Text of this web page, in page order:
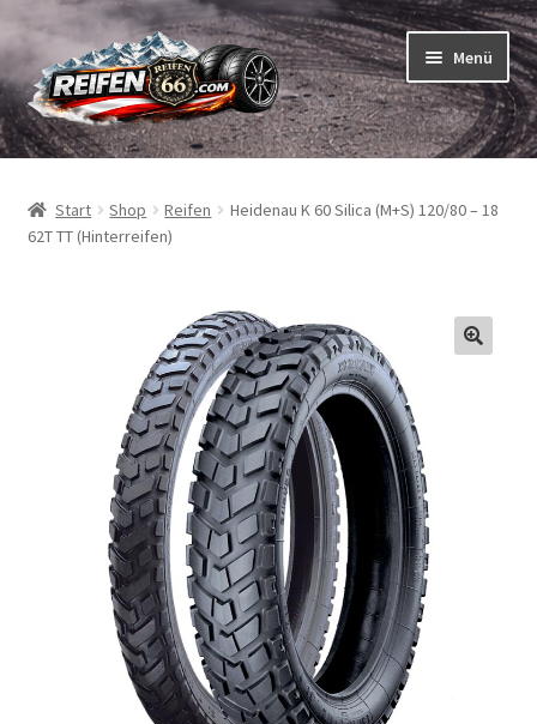
Zur
Navigation
springen
Zum
Inhalt
springen
Menü
Reifen
Schläuche
Reifentests
Start Shop Reifen
Heidenau K 60 Silica (M+S) 120/80 – 18
62T TT (Hinterreifen)